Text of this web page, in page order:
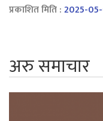
प्रकाशित मिति :2025-
अरु समाचार